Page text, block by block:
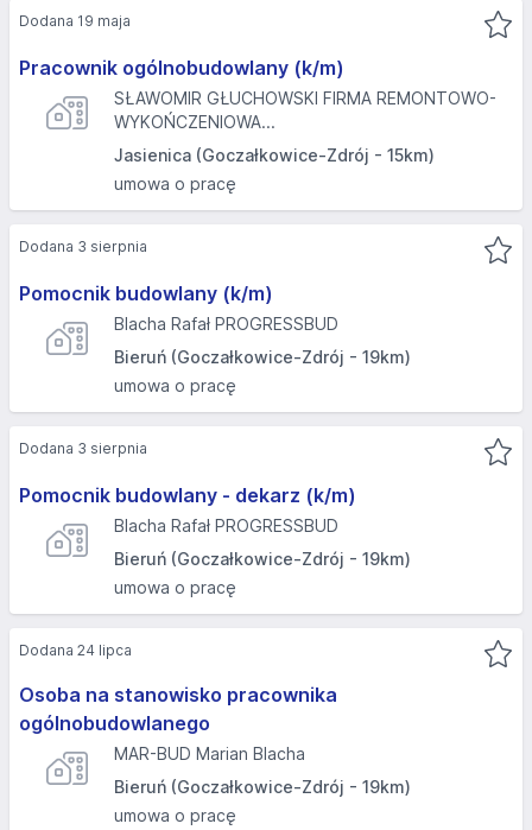
Pracownik ogólnobudowlany (k/m)
SŁAWOMIR GŁUCHOWSKI FIRMA REMONTOWO-
WYKOŃCZENIOWA...
Jasienica (Goczałkowice-Zdrój - 15km)
umowa o pracę
Dodana 19 maja
Pomocnik budowlany (k/m)
Blacha Rafał PROGRESSBUD
Bieruń (Goczałkowice-Zdrój - 19km)
umowa o pracę
Dodana 3 sierpnia
Pomocnik budowlany - dekarz (k/m)
Blacha Rafał PROGRESSBUD
Bieruń (Goczałkowice-Zdrój - 19km)
umowa o pracę
Dodana 3 sierpnia
Osoba na stanowisko pracownika
ogólnobudowlanego
MAR-BUD Marian Blacha
Bieruń (Goczałkowice-Zdrój - 19km)
umowa o pracę
Dodana 24 lipca